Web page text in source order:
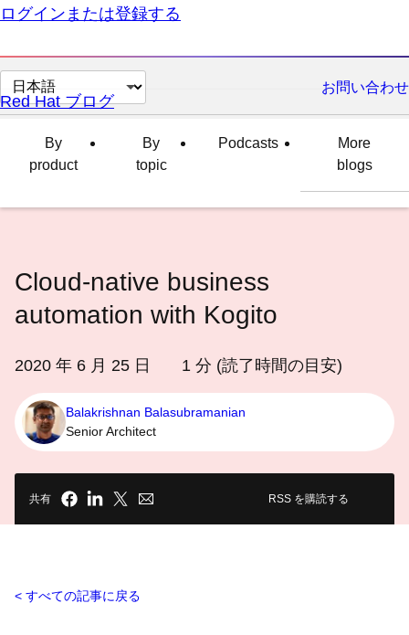
ログインまたは登録する
ペ
ー
語
択
い
お問い合わせ
Red Hat ブログ
By
product
By
topic
Podcasts
More
blogs
Cloud-native business
automation with Kogito
2020 年 6 月 25 日 1 分 (読了時間の目安)
Balakrishnan Balasubramanian
Senior Architect
共有 RSS を購読する
すべての記事に戻る